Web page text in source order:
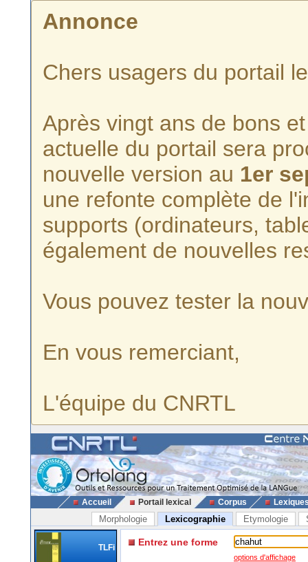
Annonce
Chers usagers du portail
Après vingt ans de bons
actuelle du portail sera
nouvelle version au 1er
une refonte complète de
supports (ordinateurs,
également de nouvelles
Vous pouvez tester la
En vous remerciant,
L'équipe du CNRTL
Accueil Portail lexical Corpus
Morphologie Lexicographie Etymologie
TLFi Entrez une forme
options d'affichage